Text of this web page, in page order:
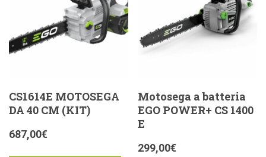
CS1614E MOTOSEGA
DA 40 CM (KIT)
687,00€
Motosega a batteria
EGO POWER+ CS 1400
E
299,00€